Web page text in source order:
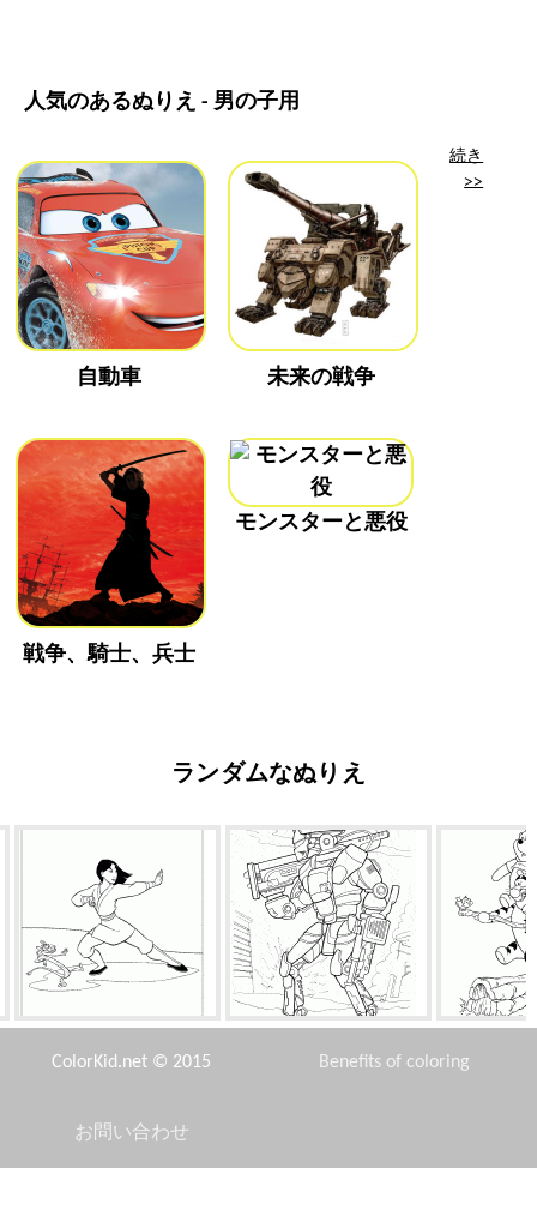
人気のあるぬりえ - 男の子用
自動車 未来の戦争
戦争、騎士、兵士
モンスターと悪役
続き
>>
ランダムなぬりえ
ドラゴンはムーランを訓練 コスチューム海兵隊 ティガーと
ColorKid.net © 2015 Benefits of coloring
お問い合わせ